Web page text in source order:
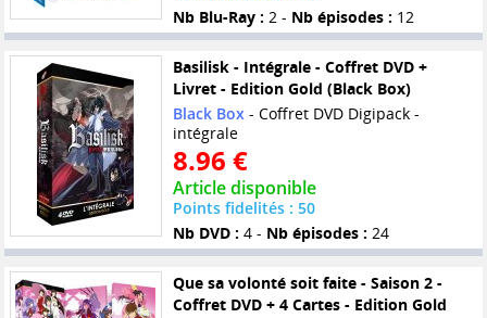
Nb Blu-Ray : 2 - Nb épisodes : 12
Basilisk - Intégrale - Coffret DVD +
Livret - Edition Gold (Black Box)
Black Box- Coffret DVD Digipack -
intégrale
8.96 €
Article disponible
Points fidelités : 50
Nb DVD : 4 - Nb épisodes : 24
Que sa volonté soit faite - Saison 2 -
Coffret DVD + 4 Cartes - Edition Gold